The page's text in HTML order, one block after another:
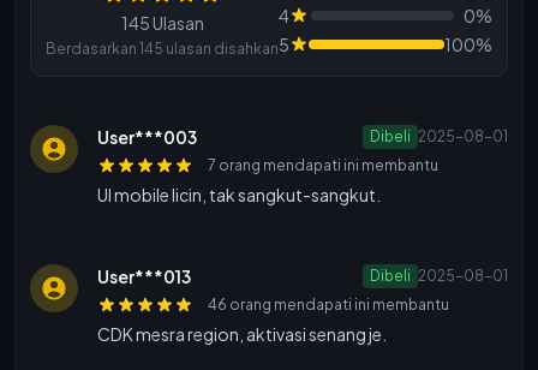
145 Ulasan
Berdasarkan 145 ulasan disahkan
4
0%
5
100%
User***003 Dibeli 2025-08-01
7 orang mendapati ini membantu
UI mobile licin, tak sangkut-sangkut.
User***013 Dibeli 2025-08-01
46 orang mendapati ini membantu
CDK mesra region, aktivasi senang je.